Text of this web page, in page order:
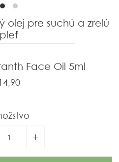
olej pre suchú a zrelú
pleť
Face Oil 5ml
+